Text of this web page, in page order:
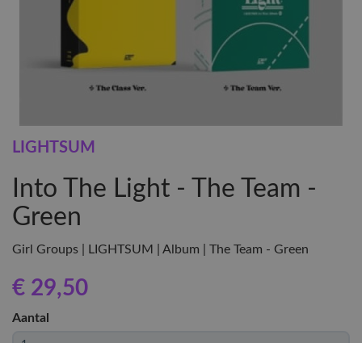
LIGHTSUM
Into The Light - The Team -
Green
Girl Groups | LIGHTSUM | Album | The Team - Green
€ 29,50
Aantal